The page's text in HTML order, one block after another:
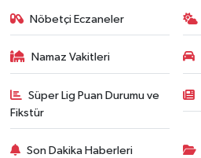
Nöbetçi Eczaneler
Namaz Vakitleri
Süper Lig Puan Durumu ve
Fikstür
Son Dakika Haberleri